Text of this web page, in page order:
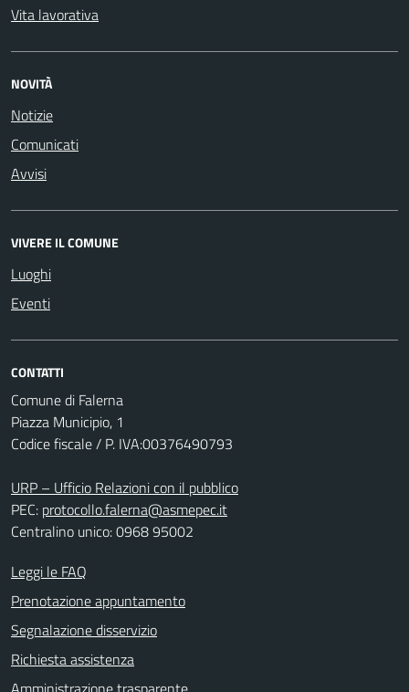
Vita lavorativa
NOVITÀ
Notizie
Comunicati
Avvisi
VIVERE IL COMUNE
Luoghi
Eventi
CONTATTI
Comune di Falerna
Piazza Municipio, 1
Codice fiscale / P. IVA:00376490793
URP – Ufficio Relazioni con il pubblico
PEC: protocollo.falerna@asmepec.it
Centralino unico: 0968 95002
Leggi le FAQ
Prenotazione appuntamento
Segnalazione disservizio
Richiesta assistenza